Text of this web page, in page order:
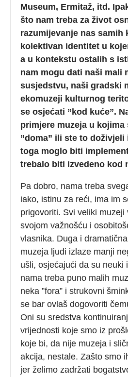
Museum, Ermitaž, itd.
što nam treba za život
razumijevanje nas samih
kolektivan identitet u
a u kontekstu ostalih s
nam mogu dati naši mali
susjedstvu, naši gradski
ekomuzeji kulturnog
se osjećati ”kod kuće”.
primjere muzeja u kojima
”doma” ili ste to
toga moglo biti
trebalo biti izvedeno kod
Pa dobro, nama treba
iako, istinu za reći, ima im
prigovoriti. Svi veliki muzeji
svojom važnošću i
vlasnika. Duga i
muzeja ljudi izlaze manji
ušli, osjećajući da su neuki
nama treba puno malih
neka ”fora” i strukovni
se bar ovlaš dogovoriti
Oni su sredstva
vrijednosti koje smo iz
koje bi, da nije muzeja i
akcija, nestale. Zašto smo
jer želimo zadržati